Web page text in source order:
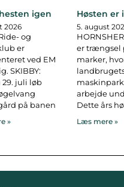
igen
2026
og
er
ved EM
SKIBBY:
29. juli løb
på banen
»
Høsten er
5. august
er trængsel
marker,
arbejde
Dette års
Læs mere »